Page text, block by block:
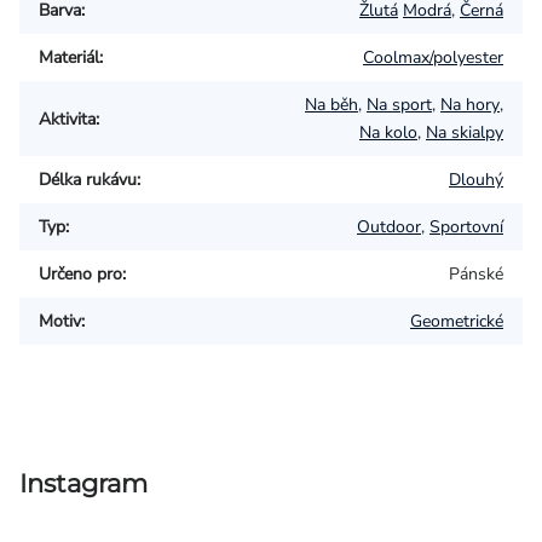
Barva: Žlutá Modrá, Černá
Materiál: Coolmax/polyester
Aktivita:
Na běh, Na sport, Na hory,
Na kolo, Na skialpy
Délka rukávu: Dlouhý
Typ: Outdoor, Sportovní
Určeno pro: Pánské
Motiv: Geometrické
Instagram